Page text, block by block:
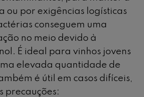
ou por exigências logísticas
conseguem uma
no meio devido à
É ideal para vinhos jovens
elevada quantidade de
é útil em casos difíceis,
precauções: